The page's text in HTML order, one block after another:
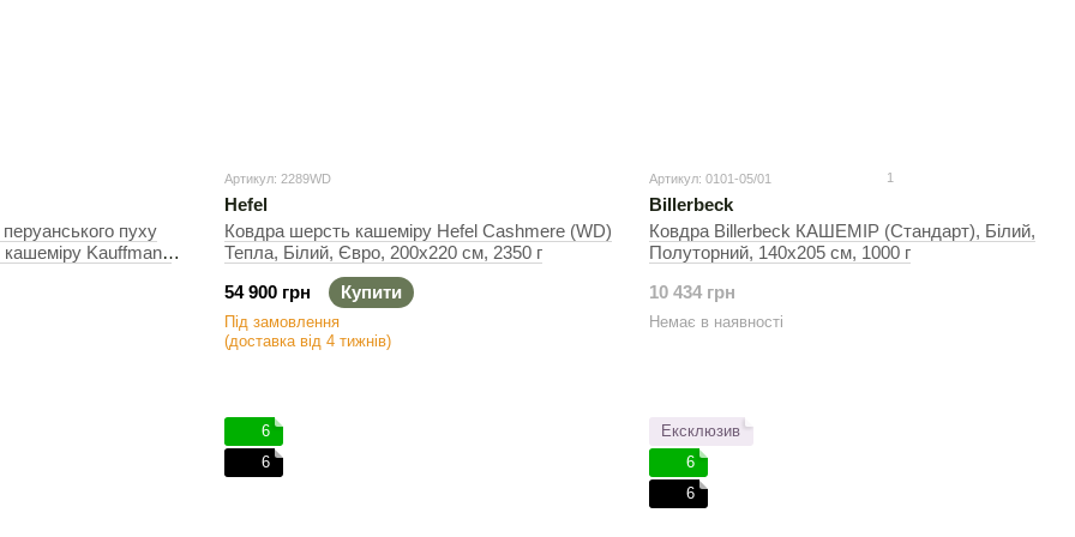
пуху
кашеміру Kauffmann
Артикул: 2289WD
Hefel
Ковдра шерсть кашеміру Hefel Cashmere (WD)
Тепла, Білий, Євро, 200х220 см, 2350 г
54 900 грн
Купити
Під замовлення
(доставка від 4 тижнів)
Артикул: 0101-05/01 1
Billerbeck
Ковдра Billerbeck КАШЕМІР (Стандарт), Білий,
Полуторний, 140х205 см, 1000 г
10 434 грн
Немає в наявності
6
6
Ексклюзив
6
6